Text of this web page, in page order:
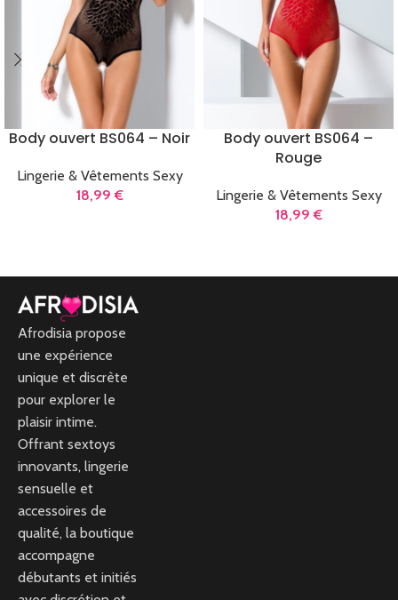
Body ouvert BS064 – Noir
Lingerie & Vêtements Sexy
18,99€
Body ouvert BS064 –
Rouge
Lingerie & Vêtements Sexy
18,99€
Afrodisia propose
une expérience
unique et discrète
pour explorer le
plaisir intime.
Offrant sextoys
innovants, lingerie
sensuelle et
accessoires de
qualité, la boutique
accompagne
débutants et initiés